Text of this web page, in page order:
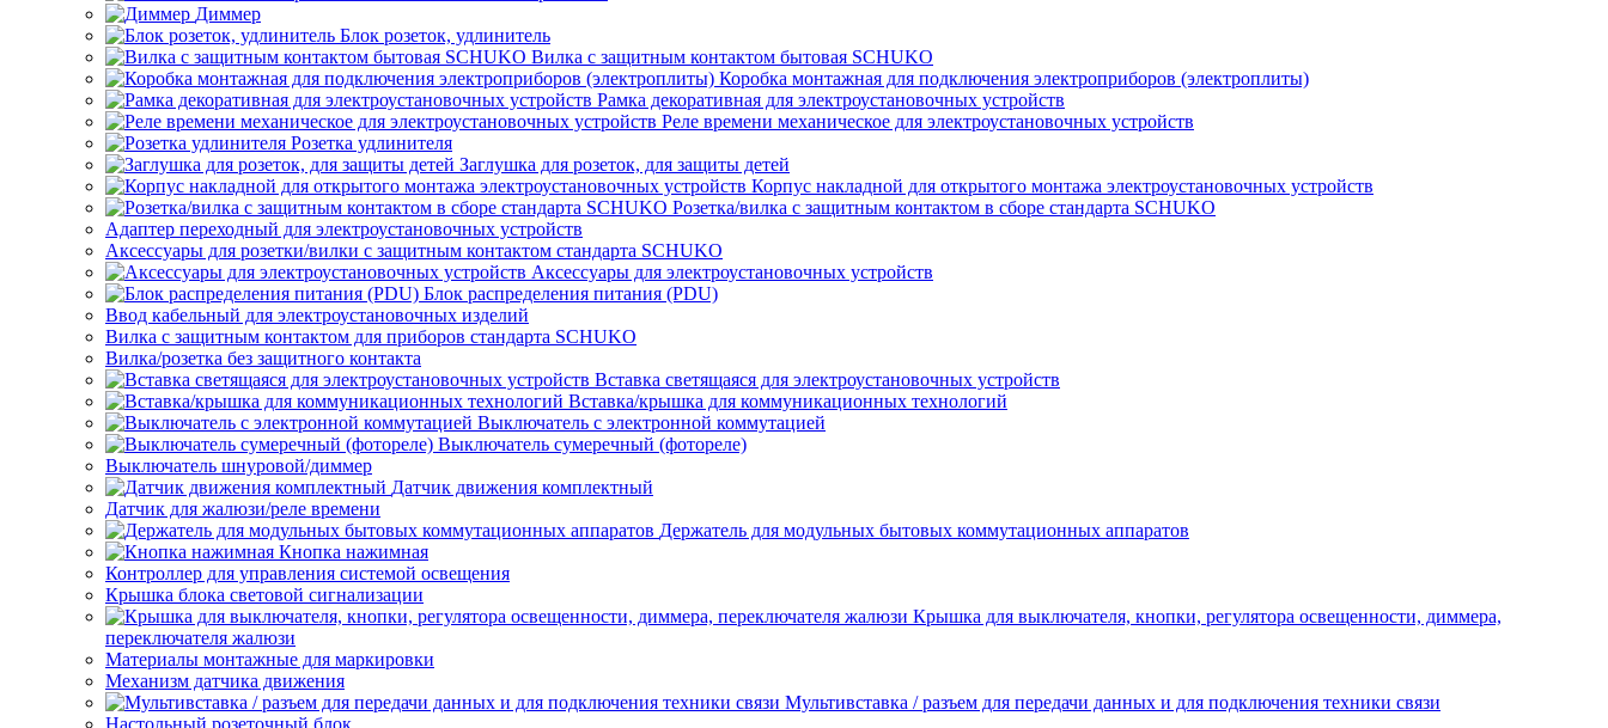
Диммер
Блок розеток, удлинитель
Вилка с защитным контактом бытовая SCHUKO
Коробка монтажная для подключения электроприборов (электроплиты)
Рамка декоративная для электроустановочных устройств
Реле времени механическое для электроустановочных устройств
Розетка удлинителя
Заглушка для розеток, для защиты детей
Корпус накладной для открытого монтажа электроустановочных устройств
Розетка/вилка с защитным контактом в сборе стандарта SCHUKO
Адаптер переходный для электроустановочных устройств
Аксессуары для розетки/вилки с защитным контактом стандарта SCHUKO
Аксессуары для электроустановочных устройств
Блок распределения питания (PDU)
Ввод кабельный для электроустановочных изделий
Вилка с защитным контактом для приборов стандарта SCHUKO
Вилка/розетка без защитного контакта
Вставка светящаяся для электроустановочных устройств
Вставка/крышка для коммуникационных технологий
Выключатель с электронной коммутацией
Выключатель сумеречный (фотореле)
Выключатель шнуровой/диммер
Датчик движения комплектный
Датчик для жалюзи/реле времени
Держатель для модульных бытовых коммутационных аппаратов
Кнопка нажимная
Контроллер для управления системой освещения
Крышка блока световой сигнализации
Крышка для выключателя, кнопки, регулятора освещенности, диммера,
переключателя жалюзи
Материалы монтажные для маркировки
Механизм датчика движения
Мультивставка / разъем для передачи данных и для подключения техники связи
Настольный розеточный блок